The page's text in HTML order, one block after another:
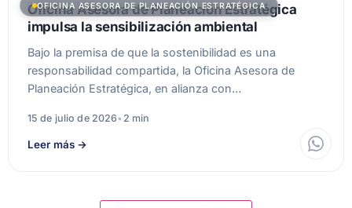
OFICINA ASESORA DE PLANEACIÓN ESTRATÉGICA
Oficina Asesora de Planeación Estratégica
impulsa la sensibilización ambiental
Bajo la premisa de que la sostenibilidad es una
responsabilidad compartida, la Oficina Asesora de
Planeación Estratégica, en alianza con…
15 de julio de 2026• 2 min
Leer más →